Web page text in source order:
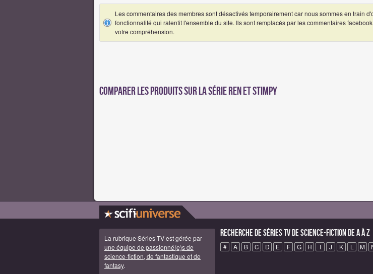
Les commentaires des membres sont désactivés temporairement car nous sommes en train
fonctionnalité qui ralentit l'ensemble du site. Ils sont remplacés par les commentaires
votre compréhension.
Comparer les produits sur la série Ren et Stimpy
La rubrique Séries TV est gérée par
une équipe de passionné(e)s de
science-fiction, de fantastique et de
fantasy.
Recherche de Séries TV de science-fiction de A à Z
# A B C D E F G H I J K L M